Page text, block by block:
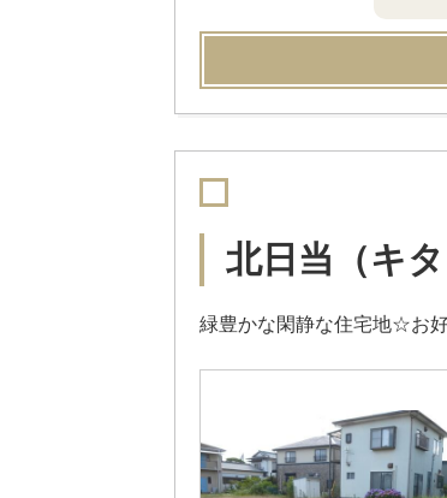
北日当（キ
緑豊かな閑静な住宅地☆お